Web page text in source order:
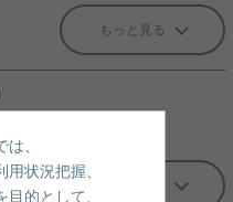
もっと見る
、
状況把握、
的として、